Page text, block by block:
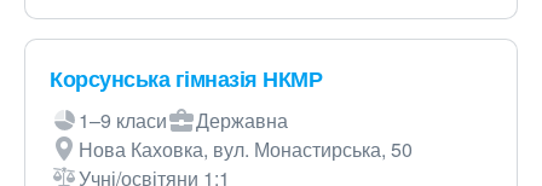
Корсунська гімназія НКМР
1–9 класи
Державна
Нова Каховка, вул. Монастирська, 50
Учні/освітяни 1:1